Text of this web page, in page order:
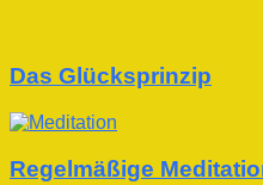
Das Glücksprinzip
Regelmäßige